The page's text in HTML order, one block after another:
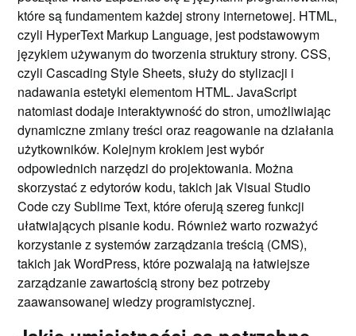
które są fundamentem każdej strony internetowej. HTML,
czyli HyperText Markup Language, jest podstawowym
językiem używanym do tworzenia struktury strony. CSS,
czyli Cascading Style Sheets, służy do stylizacji i
nadawania estetyki elementom HTML. JavaScript
natomiast dodaje interaktywność do stron, umożliwiając
dynamiczne zmiany treści oraz reagowanie na działania
użytkowników. Kolejnym krokiem jest wybór
odpowiednich narzędzi do projektowania. Można
skorzystać z edytorów kodu, takich jak Visual Studio
Code czy Sublime Text, które oferują szereg funkcji
ułatwiających pisanie kodu. Również warto rozważyć
korzystanie z systemów zarządzania treścią (CMS),
takich jak WordPress, które pozwalają na łatwiejsze
zarządzanie zawartością strony bez potrzeby
zaawansowanej wiedzy programistycznej.